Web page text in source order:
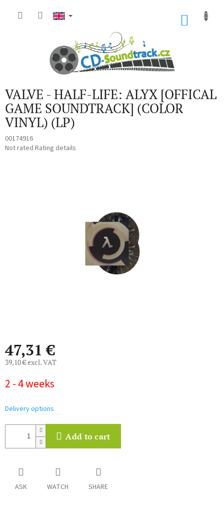
VALVE - HALF-LIFE: ALYX [OFFICAL
GAME SOUNDTRACK] (COLOR
VINYL) (LP)
00174916
The
Not rated Rating details
47,31 €
39,10 € excl. VAT
price:
2 - 4 weeks
Delivery options
Add to cart
ASK WATCH SHARE